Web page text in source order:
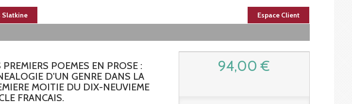
Slatkine
Espace Client
PREMIERS POEMES EN PROSE :
D'UN GENRE DANS LA
MOITIE DU DIX-NEUVIEME
FRANCAIS.
94,00 €